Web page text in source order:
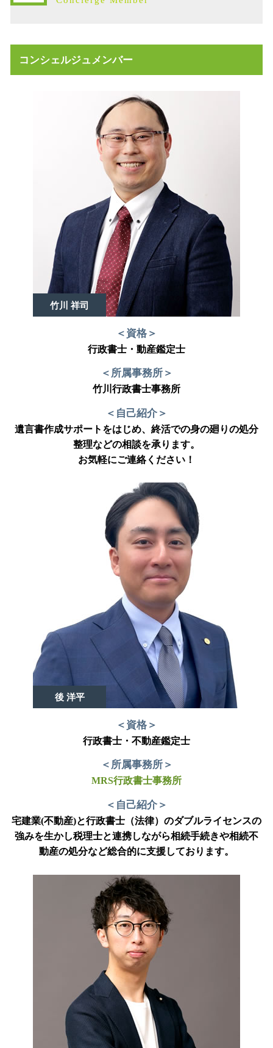
相続放棄 デメリット
遺留分侵害額請求 時効
相続発生時 手続き
不動産売買契約 ドタキャン 売主
不動産 売却益 節税
不動産 活用 コンサル
相続 不動産 活用
不動産 放棄 遺産
売買契約 説明義務違反
コンシェルジュメンバー
竹川 祥司
＜資格＞
行政書士・動産鑑定士
＜所属事務所＞
竹川行政書士事務所
＜自己紹介＞
遺言書作成サポートをはじめ、終活での身の廻りの処分
整理などの相談を承ります。
お気軽にご連絡ください！
後 洋平
＜資格＞
行政書士・不動産鑑定士
＜所属事務所＞
MRS行政書士事務所
＜自己紹介＞
宅建業(不動産)と行政書士（法律）のダブルライセンスの
強みを生かし税理士と連携しながら相続手続きや相続不
動産の処分など総合的に支援しております。